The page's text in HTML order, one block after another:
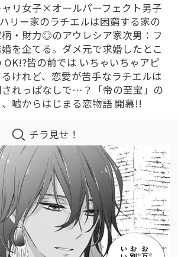
リ女子×オールパーフェクト男子
リー家のラチエルは困窮する家の
・財力◎のアウレシア家次男：フ
を企てる。ダメ元で求婚したとこ
OK!?皆の前では いちゃいちゃアピ
けれど、恋愛が苦手なラチエルは
れっぱなしで…？「帝の至宝」の
嘘からはじまる恋物語 開幕!!
チラ見せ！